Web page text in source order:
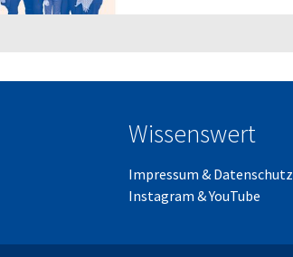
Wissenswert
Impressum & Datenschutz
Instagram &YouTube